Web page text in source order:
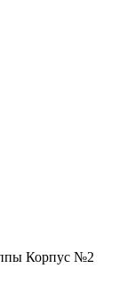
Корпус №2